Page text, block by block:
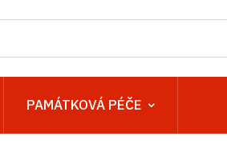
PAMÁTKOVÁ PÉČE